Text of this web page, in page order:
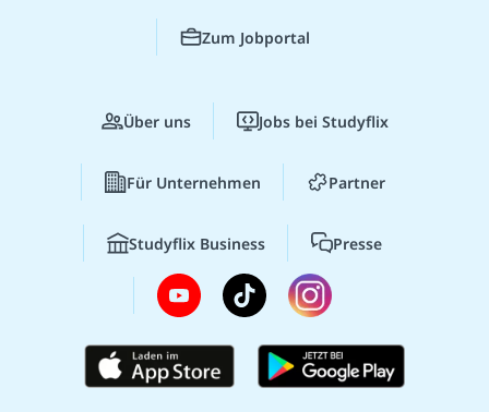
Zum Jobportal
Über uns Jobs bei Studyflix
Für Unternehmen Partner
Studyflix Business Presse